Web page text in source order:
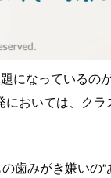
になっている
おいては、ク
歯みがき嫌い